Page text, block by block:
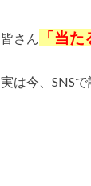
皆さん 「当た
実は今、SNS